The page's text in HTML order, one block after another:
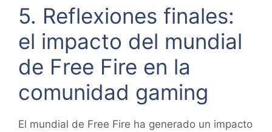
5. Reflexiones finales:
el impacto del mundial
de Free Fire en la
comunidad gaming
El mundial de Free Fire ha generado un impacto